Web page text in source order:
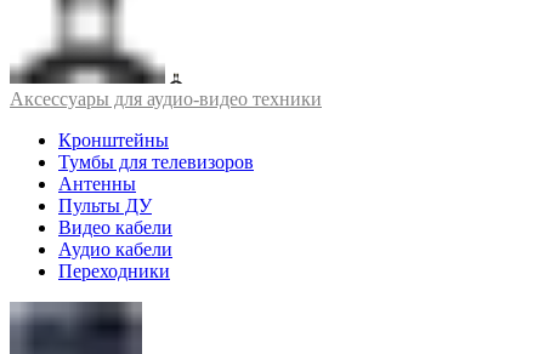
Аксессуары для аудио-видео техники
Кронштейны
Тумбы для телевизоров
Антенны
Пульты ДУ
Видео кабели
Аудио кабели
Переходники